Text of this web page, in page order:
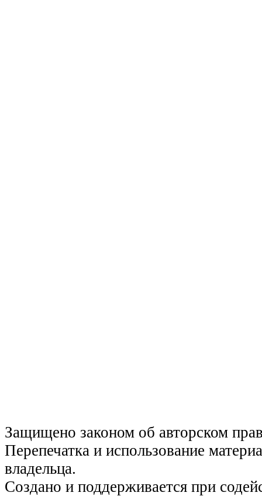
Защищено законом об авторском
Перепечатка и использование
владельца.
Создано и поддерживается при